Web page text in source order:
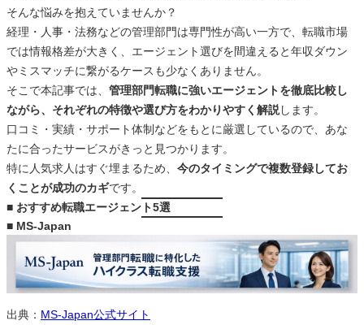
そんな悩みを抱えていませんか？
経理・人事・法務などの管理部門は専門性が高い一方で、転職市場
では情報格差が大きく、エージェント選びを間違えると年収ダウン
やミスマッチに繋がるケースも少なくありません。
そこで本記事では、 管理部門転職に強いエージェントを徹底比較し
ながら、それぞれの特徴や選び方をわかりやすく解説します。
口コミ・実績・サポート体制などをもとに厳選しているので、あな
たに合ったサービスがきっと見つかります。
特に人気求人はすぐ埋まるため、 今のタイミングで複数登録してお
くことが成功のカギです。
■ おすすめ転職エージェント5選
■ MS-Japan
出典： MS-Japan公式サイト